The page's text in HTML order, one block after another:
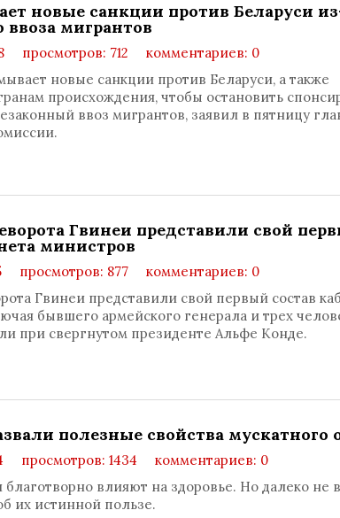
новые санкции против Беларуси
ввоза мигрантов
просмотров: 712
комментариев: 0
новые санкции против Беларуси, а также
происхождения, чтобы остановить
ввоз мигрантов, заявил в пятницу
Гвинеи представили свой
министров
просмотров: 877
комментариев: 0
Гвинеи представили свой первый состав
бывшего армейского генерала и трех
при свергнутом президенте Альфе Конде.
полезные свойства мускатного
просмотров: 1434
комментариев: 0
влияют на здоровье. Но далеко не
их истинной пользе.